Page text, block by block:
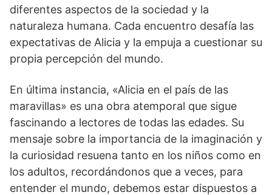
diferentes aspectos de la sociedad y la
naturaleza humana. Cada encuentro desafía las
expectativas de Alicia y la empuja a cuestionar su
propia percepción del mundo.
En última instancia, «Alicia en el país de las
maravillas» es una obra atemporal que sigue
fascinando a lectores de todas las edades. Su
mensaje sobre la importancia de la imaginación y
la curiosidad resuena tanto en los niños como en
los adultos, recordándonos que a veces, para
entender el mundo, debemos estar dispuestos a